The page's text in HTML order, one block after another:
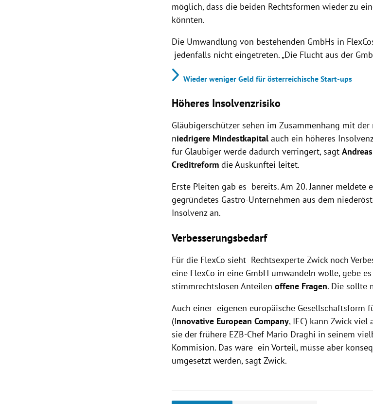
möglich, dass die beiden Rechtsformen wieder zu
könnten.
Die Umwandlung von bestehenden GmbHs in
jedenfalls nicht eingetreten. „Die Flucht aus der
Wieder weniger Geld für österreichische Start-ups
Höheres Insolvenzrisiko
Gläubigerschützer sehen im Zusammenhang mit
niedrigere Mindestkapitalauch ein höheres
für Gläubiger werde dadurch verringert, sagt
Creditreform die Auskunftei leitet.
Erste Pleiten gab es bereits. Am 20. Jänner meldete
gegründetes Gastro-Unternehmen aus dem
Insolvenz an.
Verbesserungsbedarf
Für die FlexCo sieht Rechtsexperte Zwick noch
eine FlexCo in eine GmbH umwandeln wolle, gebe
stimmrechtslosen Anteilenoffene Fragen. Die sollte
Auch einer eigenen europäische Gesellschaftsform
(Innovative European Company, IEC) kann Zwick viel
sie der frühere EZB-Chef Mario Draghi in seinem
Kommision. Das wäre ein Vorteil, müsse aber
umgesetzt werden, sagt Zwick.